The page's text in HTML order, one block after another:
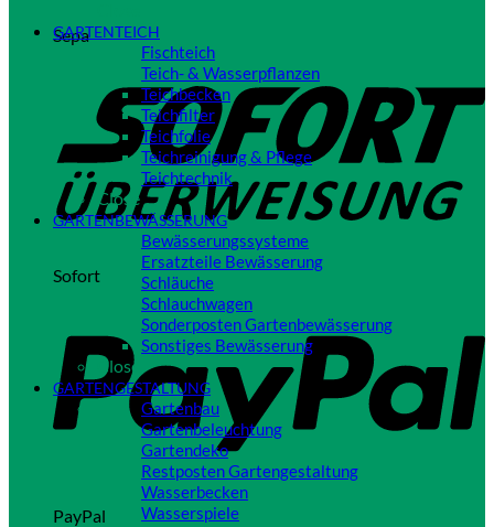
Sepa
Sofort
PayPal
GARTENTEICH
Fischteich
Teich- & Wasserpflanzen
Teichbecken
Teichfilter
Teichfolie
Teichreinigung & Pflege
Teichtechnik
Close
GARTENBEWÄSSERUNG
Bewässerungssysteme
Ersatzteile Bewässerung
Schläuche
Schlauchwagen
Sonderposten Gartenbewässerung
Sonstiges Bewässerung
Close
GARTENGESTALTUNG
Gartenbau
Gartenbeleuchtung
Gartendeko
Restposten Gartengestaltung
Wasserbecken
Wasserspiele